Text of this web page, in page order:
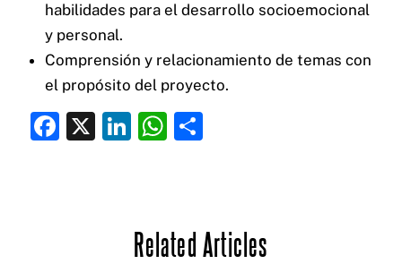
habilidades para el desarrollo socioemocional
y personal.
Comprensión y relacionamiento de temas con
el propósito del proyecto.
F
X
Li
dI
W
A ar
Related Articles